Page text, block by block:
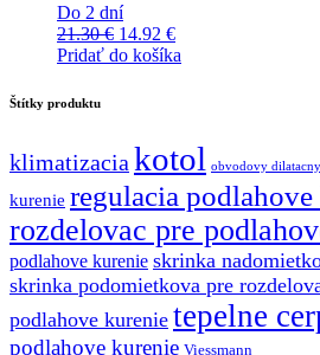
Do 2 dní
21.30€ Pôvodná
cena
14.92 €Aktuálna
cena
Pridať do košíka
Štítky produktu
klimatizacia kotol obvodovy
kurenie regulacia
rozdelovac pre
podlahove kurenie skrinka
skrinka podomietkova pre
podlahove kurenie tepelne
podlahove kurenie Viessmann